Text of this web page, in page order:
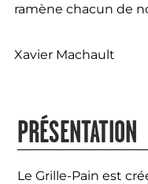
ramène chacun de
Xavier Machault
PRÉSENTATION
Le Grille-Pain est